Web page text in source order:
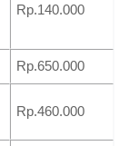
Rp.140.000
Rp.650.000
Rp.460.000